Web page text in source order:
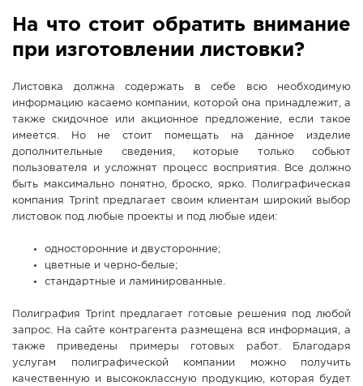
На что стоит обратить внимание
при изготовлении листовки?
Листовка должна содержать в себе всю необходимую
информацию касаемо компании, которой она принадлежит, а
также скидочное или акционное предложение, если такое
имеется. Но не стоит помещать на данное изделие
дополнительные сведения, которые только собьют
пользователя и усложнят процесс восприятия. Все должно
быть максимально понятно, броско, ярко. Полиграфическая
компания Tprint предлагает своим клиентам широкий выбор
листовок под любые проекты и под любые идеи:
односторонние и двусторонние;
цветные и черно-белые;
стандартные и ламинированные.
Полиграфия Tprint предлагает готовые решения под любой
запрос. На сайте контрагента размещена вся информация, а
также приведены примеры готовых работ. Благодаря
услугам полиграфической компании можно получить
качественную и высококлассную продукцию, которая будет